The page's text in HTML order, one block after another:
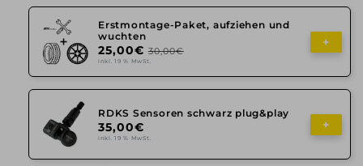
Erstmontage-Paket, aufziehen und
wuchten
25,00€ 30,00€
inkl. 19 % MwSt.
+
RDKS Sensoren schwarz plug&play
35,00€
inkl. 19 % MwSt.
+